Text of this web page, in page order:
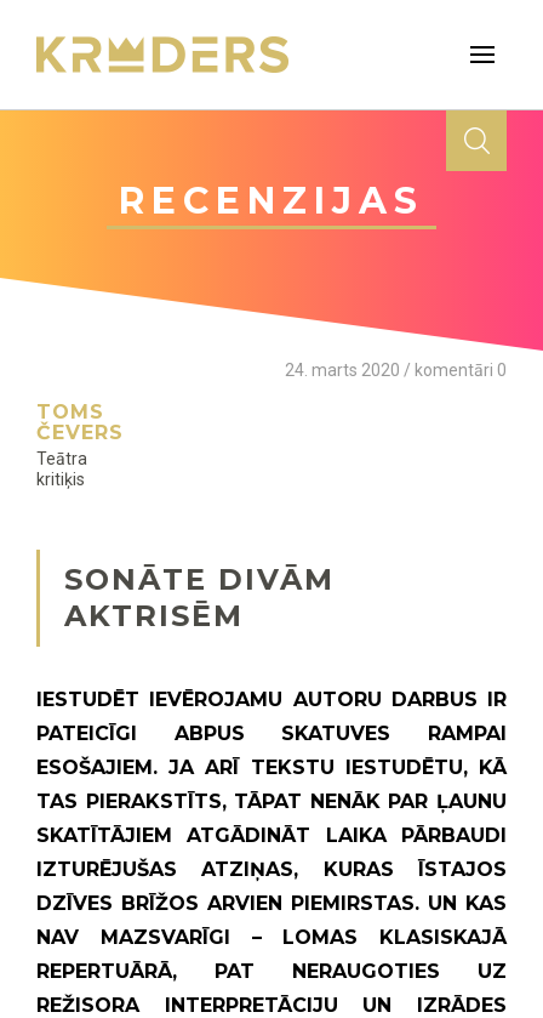
RECENZIJAS
24. marts 2020 / komentāri 0
TOMS
ČEVERS
Teātra
kritiķis
SONĀTE DIVĀM
AKTRISĒM
IESTUDĒT IEVĒROJAMU AUTORU DARBUS IR
PATEICĪGI ABPUS SKATUVES RAMPAI
ESOŠAJIEM. JA ARĪ TEKSTU IESTUDĒTU, KĀ
TAS PIERAKSTĪTS, TĀPAT NENĀK PAR ĻAUNU
SKATĪTĀJIEM ATGĀDINĀT LAIKA PĀRBAUDI
IZTURĒJUŠAS ATZIŅAS, KURAS ĪSTAJOS
DZĪVES BRĪŽOS ARVIEN PIEMIRSTAS. UN KAS
NAV MAZSVARĪGI – LOMAS KLASISKAJĀ
REPERTUĀRĀ, PAT NERAUGOTIES UZ
REŽISORA INTERPRETĀCIJU UN IZRĀDES